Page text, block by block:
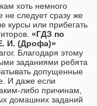
хоть немного
не следует сразу же
курсы или прибегать
«ГДЗ по
И. (Дрофа)»
Благодаря этому
заданиями ребята
допущенные
И даже если
либо причинам,
домашних заданий